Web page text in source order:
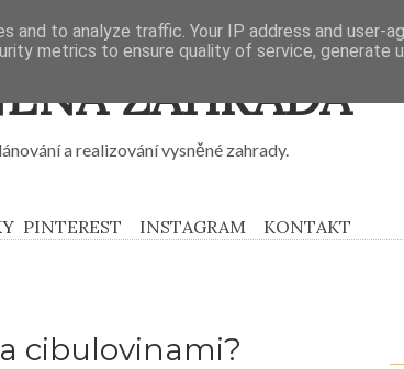
ZAHRADA
a realizování vysněné zahrady.
PINTEREST INSTAGRAM KONTAKT
cibulovinami?
to analyze traffic. Your IP address and user-
metrics to ensure quality of service, generate